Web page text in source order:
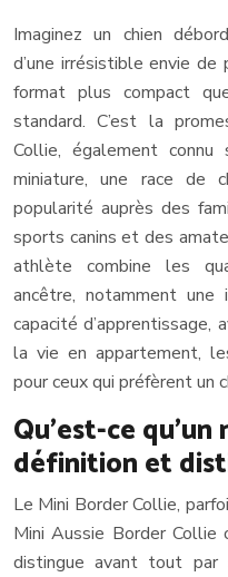
Imaginez un chien
d’une irrésistible envie
format plus compact
standard. C’est la
Collie, également
miniature, une race de
popularité auprès des
sports canins et des
athlète combine les
ancêtre, notamment
capacité
la vie en appartement,
pour ceux qui préfèrent un
Qu’est-ce
définition et
Le Mini Border Collie,
Mini Aussie Border
distingue avant tout